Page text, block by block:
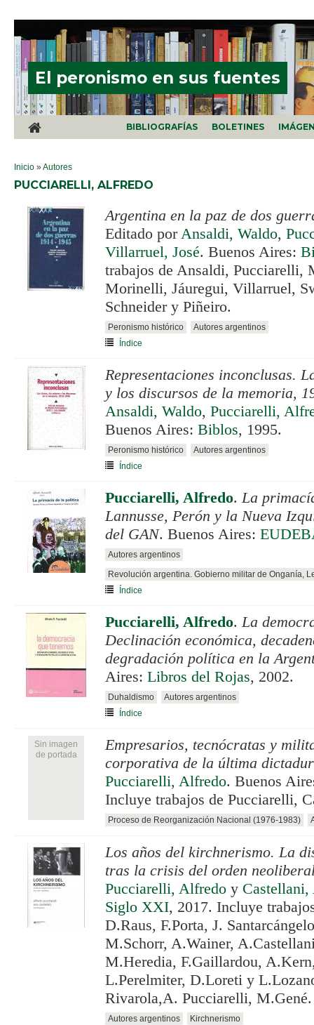
El peronismo en sus fuentes
BIBLIOGRAFÍAS BOLETINES
SE ENCUENTRA USTED AQUÍ
Inicio »Autores
PUCCIARELLI, ALFREDO
Argentina en la paz de dos
Editado porAnsaldi, Waldo,
Villarruel, José. Buenos Aires:
trabajos de Ansaldi, Pucciarelli,
Morinelli, Jáuregui, Villarruel,
Schneider y Piñeiro.
Peronismo histórico
Autores argentinos
Índice
Representaciones inconclusas.
y los discursos de la memoria,
Ansaldi, Waldo, Pucciarelli,
Buenos Aires: Biblos, 1995.
Peronismo histórico
Autores argentinos
Índice
Pucciarelli, Alfredo.La
Lannusse, Perón y la Nueva
del GAN. Buenos Aires:
Autores argentinos
Revolución argentina. Gobierno militar de Onganía,
Índice
Pucciarelli, Alfredo.La
Declinación económica,
degradación política en la
Aires: Libros del Rojas, 2002.
Duhaldismo
Autores argentinos
Índice
Sin imagen
de portada
Empresarios, tecnócratas y
corporativa de la última
Pucciarelli, Alfredo. Buenos
Incluye trabajos de Pucciarelli,
Proceso de Reorganización Nacional (1976-1983)
Los años del kirchnerismo. La
tras la crisis del orden
Pucciarelli, Alfredo y Castellani,
Siglo XXI, 2017. Incluye
D.Raus, F.Porta, J.
M.Schorr, A.Wainer,
M.Heredia, F.Gaillardou,
L.Perelmiter, D.Loreti y
Rivarola,A. Pucciarelli, M.Gené.
Autores argentinos
Kirchnerismo